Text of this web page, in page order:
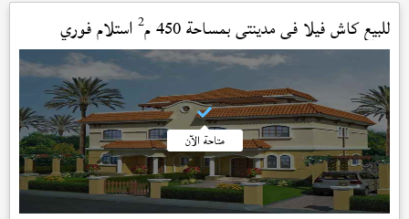
للبيع كاش فيلا فيمدينتيبمساحة 450 م 2 استلام فوري
متاحة الآن